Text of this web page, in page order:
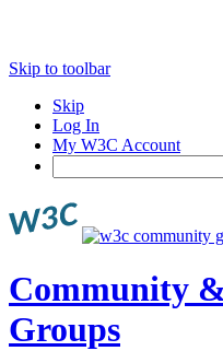
Skip to toolbar
Skip
Log In
My W3C Account
Community
Groups